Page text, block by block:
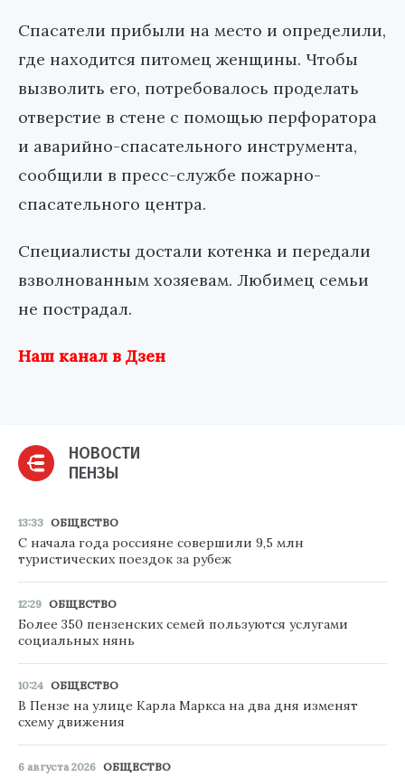
Спасатели прибыли на место и определили,
где находится питомец женщины. Чтобы
вызволить его, потребовалось проделать
отверстие в стене с помощью перфоратора
и аварийно-спасательного инструмента,
сообщили в пресс-службе пожарно-
спасательного центра.
Специалисты достали котенка и передали
взволнованным хозяевам. Любимец семьи
не пострадал.
Наш канал в Дзен
НОВОСТИ
ПЕНЗЫ
13:33 ОБЩЕСТВО
С начала года россияне совершили 9,5 млн
туристических поездок за рубеж
12:29 ОБЩЕСТВО
Более 350 пензенских семей пользуются услугами
социальных нянь
10:24 ОБЩЕСТВО
В Пензе на улице Карла Маркса на два дня изменят
схему движения
6 августа 2026 ОБЩЕСТВО